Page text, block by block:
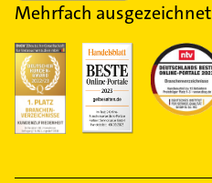
Mehrfach ausgezeichnet